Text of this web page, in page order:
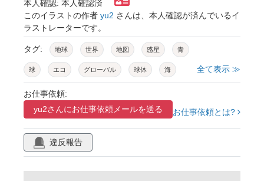
本人確認: 本人確認済
このイラストの作者 yu2 さんは、本人確認が済んでいるイ
ラストレーターです。
タグ: 地球 世界 地図 惑星 青
球 エコ グローバル 球体 海
大陸
全て表示 ≫
お仕事依頼:
yu2さんにお仕事依頼メールを送る お仕事依頼とは?
違反報告